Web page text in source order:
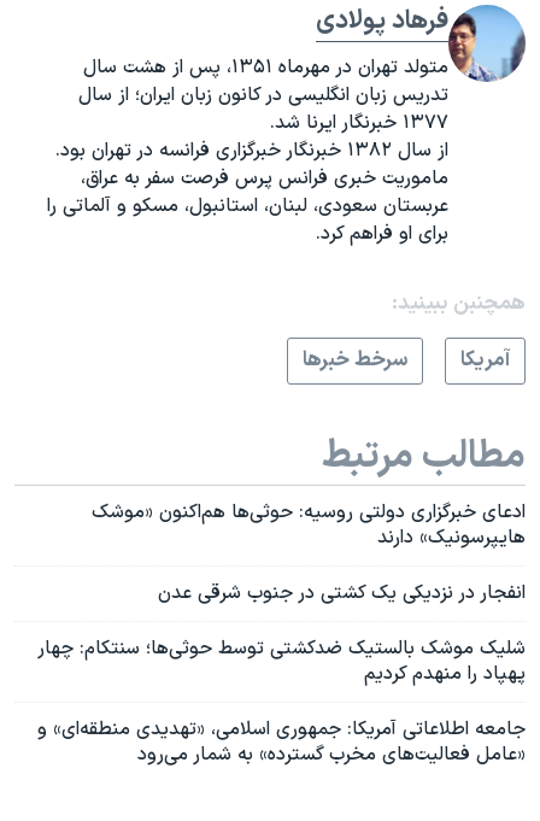
فرهاد پولادی
متولد تهران در مهرماه ۱۳۵۱، پس از هشت سال
تدریس زبان انگلیسی در کانون زبان ایران؛ از سال
۱۳۷۷ خبرنگار ایرنا شد.
از سال ۱۳۸۲ خبرنگار خبرگزاری فرانسه در تهران بود.
ماموریت خبری فرانس پرس فرصت سفر به عراق،
عربستان سعودی، لبنان، استانبول، مسکو و آلماتی را
برای او فراهم کرد.
همچنبن ببینید:
آمريکا
سرخط خبرها
مطالب مرتبط
ادعای خبرگزاری دولتی روسیه: حوثی‌ها هم‌اکنون «موشک
هایپرسونیک» دارند
انفجار در نزدیکی یک کشتی در جنوب شرقی عدن
شلیک موشک بالستیک ضدکشتی توسط حوثی‌ها؛ سنتکام: چهار
پهپاد را منهدم کردیم
جامعه اطلاعاتی آمریکا: جمهوری اسلامی، «تهدیدی منطقه‌ای» و
«عامل فعالیت‌های مخرب گسترده» به شمار می‌رود